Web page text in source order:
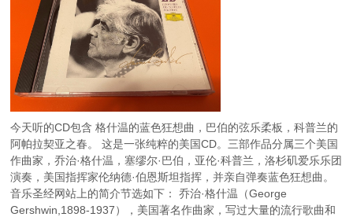
今天听的CD包含 格什温的蓝色狂想曲，巴伯的弦乐柔板，科普兰的
阿帕拉契亚之春。 这是一张纯粹的美国CD。三部作品分属三个美国
作曲家，乔治·格什温，塞缪尔·巴伯，亚伦·科普兰，洛杉矶爱乐乐团
演奏，美国指挥家伦纳德·伯恩斯坦指挥，并亲自弹奏蓝色狂想曲。
音乐圣经网站上的简介节选如下： 乔治·格什温（George
Gershwin,1898-1937），美国著名作曲家，写过大量的流行歌曲和